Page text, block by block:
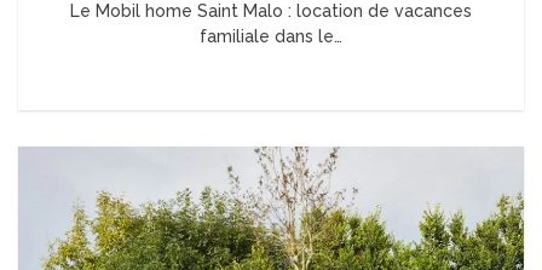
Le Mobil home Saint Malo : location de vacances
familiale dans le…